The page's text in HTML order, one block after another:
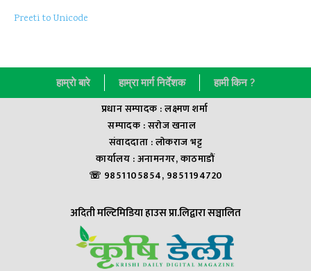
Preeti to Unicode
हाम्राे बारे हाम्रा मार्ग निर्देशक हामी किन ?
प्रधान सम्पादक : लक्ष्मण शर्मा
सम्पादक : सराेज खनाल
संवाददाता : लाेकराज भट्ट
कार्यालय : अनामनगर, काठमाडौं
☏ 9851105854, 9851194720
अदिती मल्टिमिडिया हाउस प्रा.लिद्वारा सञ्चालित